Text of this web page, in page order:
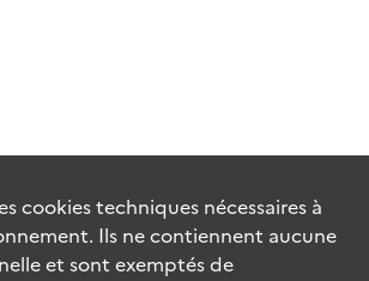
cookiestechniques nécessaires à
Ils ne contiennent aucune
et sont exemptés de